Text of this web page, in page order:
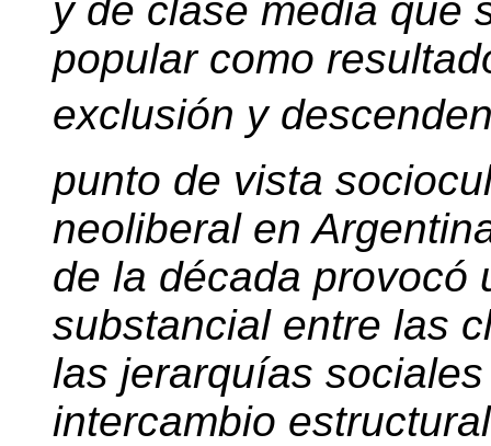
y de clase media que
popular como
exclusión y
punto de vista
neoliberal en
de la década provocó
substancial entre las
las jerarquías
intercambio